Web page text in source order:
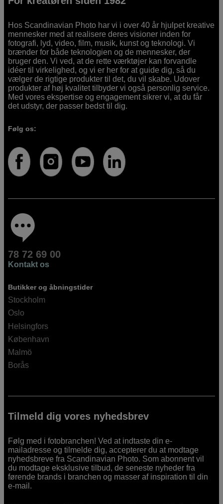
Hos Scandinavian Photo har vi i over 40 år hjulpet kreative
mennesker med at realisere deres visioner inden for
fotografi, lyd, video, film, musik, kunst og teknologi. Vi
brænder for både teknologien og de mennesker, der
bruger den. Vi ved, at de rette værktøjer kan forvandle
idéer til virkelighed, og vi er her for at guide dig, så du
vælger de rigtige produkter til det, du vil skabe. Udover
produkter af høj kvalitet tilbyder vi også personlig service.
Med vores ekspertise og engagement sikrer vi, at du får
det udstyr, der passer bedst til dig.
Følg os:
78 72 69 00
Kontakt os
Butikker og åbningstider
Stockholm
Oslo
Helsingfors
København
Malmö
Borås
Tilmeld dig vores nyhedsbrev
Følg med i fotobranchen! Ved at indtaste din e-
mailadresse og tilmelde dig, accepterer du at modtage
nyhedsbreve fra Scandinavian Photo. Som abonnent vil
du modtage eksklusive tilbud, de seneste nyheder fra
førende brands i branchen og masser af inspiration til din
e-mail.